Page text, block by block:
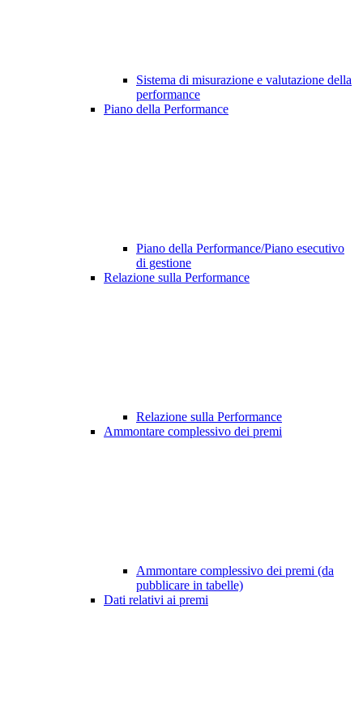
Sistema di misurazione e valutazione della
performance
Piano della Performance
Piano della Performance/Piano esecutivo
di gestione
Relazione sulla Performance
Relazione sulla Performance
Ammontare complessivo dei premi
Ammontare complessivo dei premi (da
pubblicare in tabelle)
Dati relativi ai premi